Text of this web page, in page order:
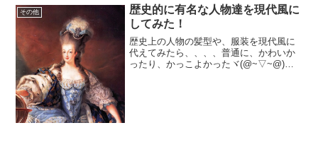
をしていると。。肝油を食べてたのは、
日本だけじゃない「小さ...
その他
歴史的に有名な人物達を現代風に
してみた！
歴史上の人物の髪型や、服装を現代風に
代えてみたら、、、、普通に、かわいか
ったり、かっこよかったヾ(@~▽~@)ノ